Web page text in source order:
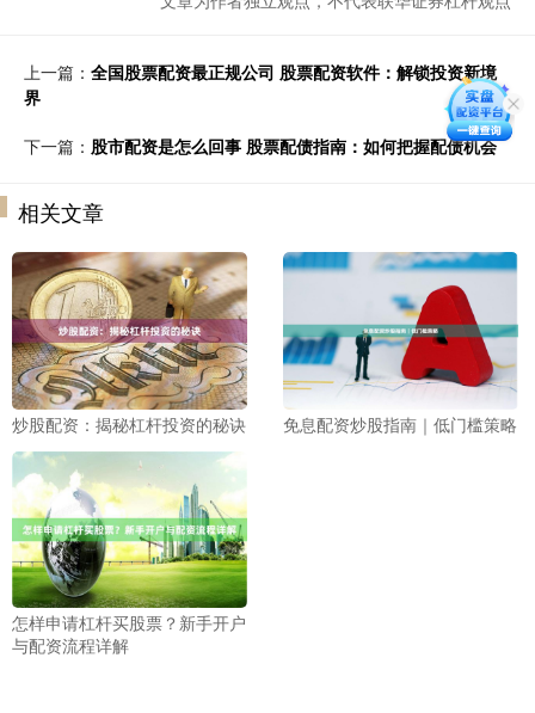
上一篇： 全国股票配资最正规公司 股票配资软件：解锁投资新境
界
下一篇： 股市配资是怎么回事 股票配债指南：如何把握配债机会
相关文章
炒股配资：揭秘杠杆投资的秘诀 免息配资炒股指南｜低门槛策略
怎样申请杠杆买股票？新手开户
与配资流程详解